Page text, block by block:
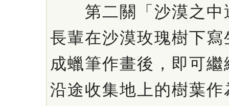
第二關「沙漠之中
長輩在沙漠玫瑰樹下
成蠟筆作畫後，即可
沿途收集地上的樹葉